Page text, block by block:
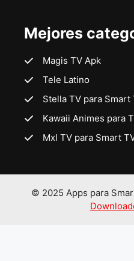
Mejores
Magis TV Apk
Tele Latino
Stella TV para Smart
Kawaii Animes para
Mxl TV para Smart
© 2025 Apps para